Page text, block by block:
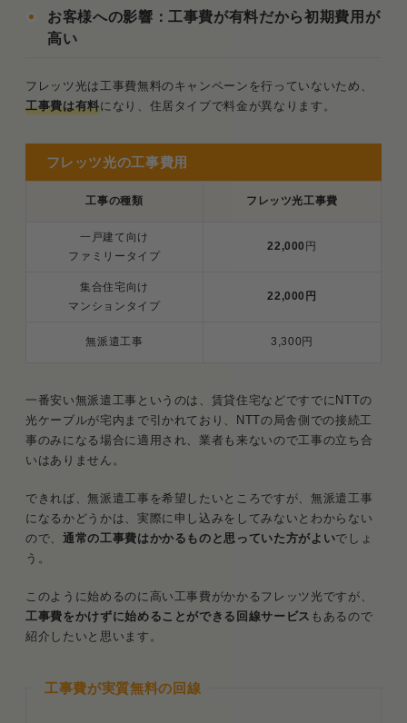
お客様への影響：工事費が有料だから初期費用が
高い
フレッツ光は工事費無料のキャンペーンを行っていないため、
工事費は有料になり、住居タイプで料金が異なります。
工事の種類 フレッツ光工事費
一戸建て向け
ファミリータイプ
22,000 円
集合住宅向け
マンションタイプ
22,000円
無派遣工事 3,300円
フレッツ光の工事費用
一番安い無派遣工事というのは、賃貸住宅などですでにNTTの
光ケーブルが宅内まで引かれており、NTTの局舎側での接続工
事のみになる場合に適用され、業者も来ないので工事の立ち合
いはありません。
できれば、無派遣工事を希望したいところですが、無派遣工事
になるかどうかは、実際に申し込みをしてみないとわからない
ので、 通常の工事費はかかるものと思っていた方がよいでしょ
う。
このように始めるのに高い工事費がかかるフレッツ光ですが、
工事費をかけずに始めることができる回線サービス もあるので
紹介したいと思います。
工事費が実質無料の回線